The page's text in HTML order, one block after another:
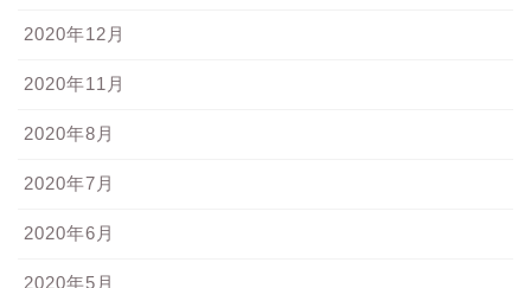
2020年12月
2020年11月
2020年8月
2020年7月
2020年6月
2020年5月